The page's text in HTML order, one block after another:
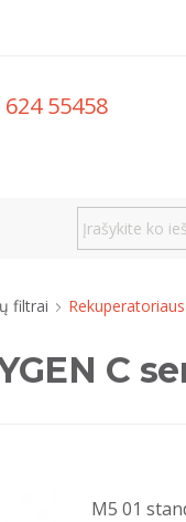
55458
filtrai
C
M5 01